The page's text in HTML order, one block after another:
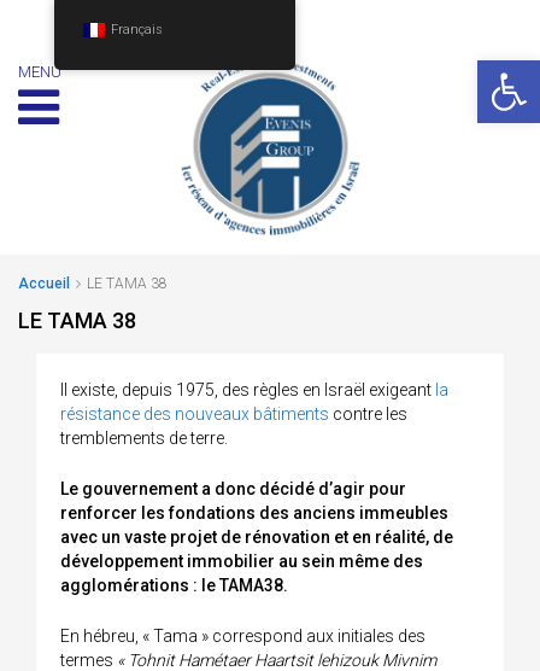
MENU
Accueil LE TAMA 38
LE TAMA 38
Il existe, depuis 1975, des règles en Israël exigeant la
résistance des nouveaux bâtiments contre les
tremblements de terre.
Le gouvernement a donc décidé d’agir pour
renforcer les fondations des anciens immeubles
avec un vaste projet de rénovation et en réalité, de
développement immobilier au sein même des
agglomérations : le TAMA38.
En hébreu, « Tama » correspond aux initiales des
termes « Tohnit Hamétaer Haartsit lehizouk Mivnim
Français